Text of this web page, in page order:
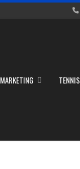
MARKETING TENNIS